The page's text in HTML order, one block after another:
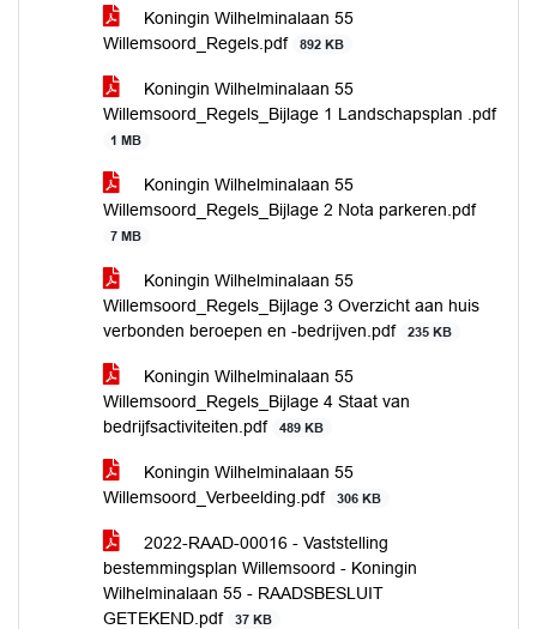
Koningin Wilhelminalaan 55
Willemsoord_Regels.pdf
892 KB
Koningin Wilhelminalaan 55
Willemsoord_Regels_Bijlage 1 Landschapsplan .pdf
1 MB
Koningin Wilhelminalaan 55
Willemsoord_Regels_Bijlage 2 Nota parkeren.pdf
7 MB
Koningin Wilhelminalaan 55
Willemsoord_Regels_Bijlage 3 Overzicht aan huis
verbonden beroepen en -bedrijven.pdf
235 KB
Koningin Wilhelminalaan 55
Willemsoord_Regels_Bijlage 4 Staat van
bedrijfsactiviteiten.pdf
489 KB
Koningin Wilhelminalaan 55
Willemsoord_Verbeelding.pdf
306 KB
2022-RAAD-00016 - Vaststelling
bestemmingsplan Willemsoord - Koningin
Wilhelminalaan 55 - RAADSBESLUIT
GETEKEND.pdf
37 KB